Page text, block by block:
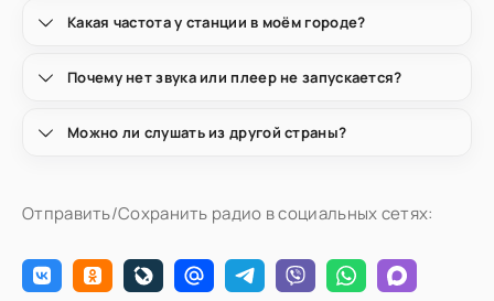
Какая частота у станции в моём городе?
Почему нет звука или плеер не запускается?
Можно ли слушать из другой страны?
Отправить/Сохранить радио в социальных сетях: